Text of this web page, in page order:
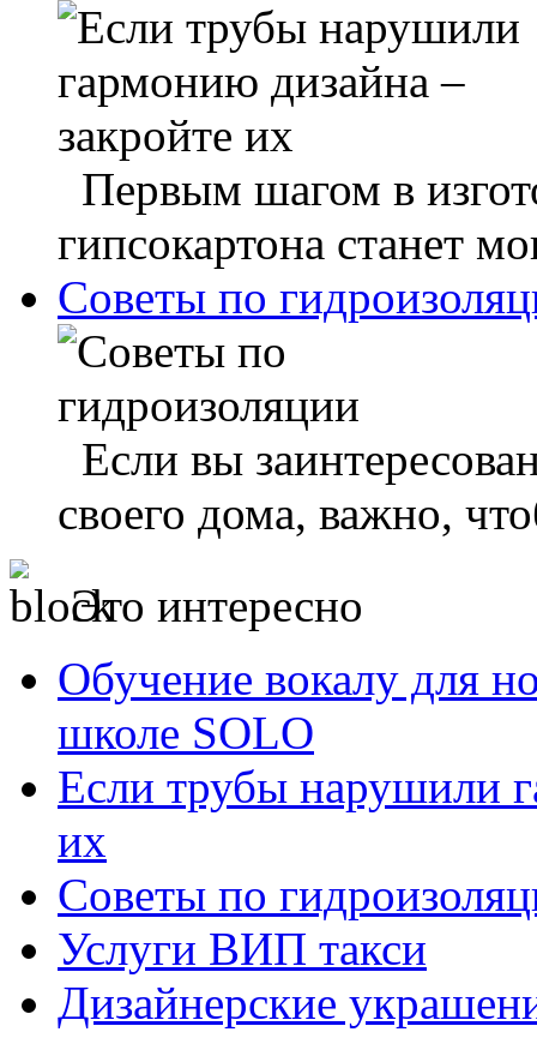
Первым шагом в
гипсокартона станет
Советы по
Если вы
своего дома, важно,
Это интересно
Обучение вокалу для
школе SOLO
Если трубы нарушили
их
Советы по
Услуги ВИП такси
Дизайнерские